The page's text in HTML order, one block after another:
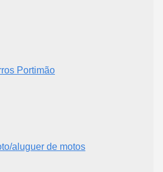
Portimão
aluguer de motos